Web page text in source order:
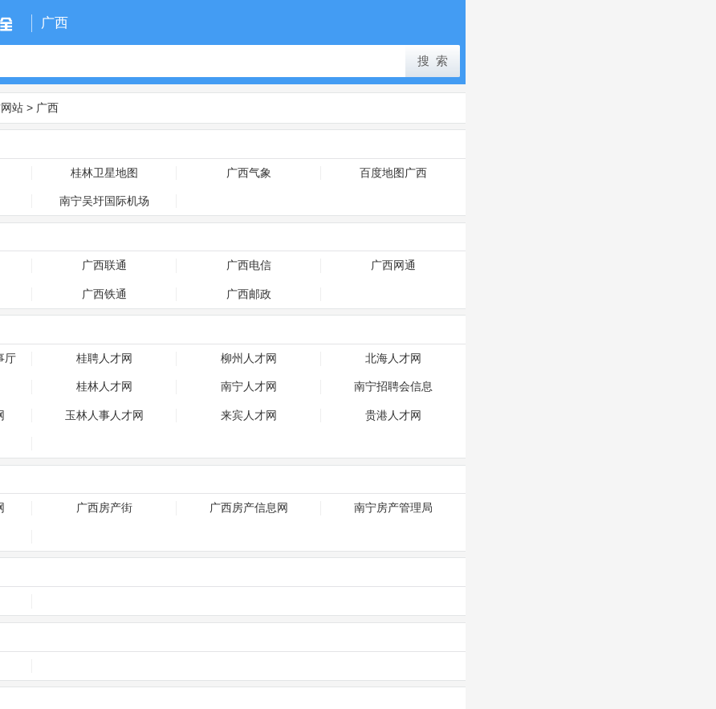
广西
站 > 广西
桂林卫星地图 广西气象 百度地图广西
南宁吴圩国际机场
广西联通 广西电信 广西网通
广西铁通 广西邮政
厅 桂聘人才网 柳州人才网 北海人才网
桂林人才网 南宁人才网 南宁招聘会信息
玉林人事人才网 来宾人才网 贵港人才网
广西房产街 广西房产信息网 南宁房产管理局